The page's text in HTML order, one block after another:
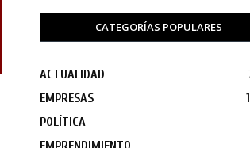
CATEGORÍAS POPULARES
ACTUALIDAD
EMPRESAS
POLÍTICA